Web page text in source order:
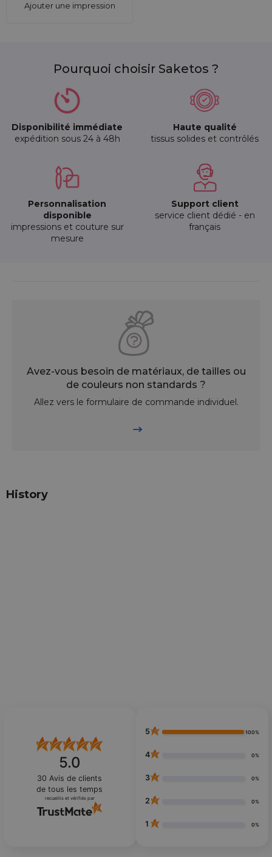
Ajouter une impression
Pourquoi choisir Saketos ?
Disponibilité immédiate
expédition sous 24 à 48h
Haute qualité
tissus solides et contrôlés
Personnalisation
disponible
impressions et couture sur
mesure
Support client
service client dédié - en
français
Avez-vous besoin de matériaux, de tailles ou
de couleurs non standards ?
Allez vers le formulaire de commande individuel.
History
5.0
30 Avis de clients
de tous les temps
recueillis et vérifiés par
5 100%
4 0%
3 0%
2 0%
1 0%